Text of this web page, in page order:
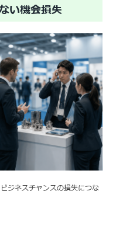
い機会損失
ジネスチャンスの損失につな